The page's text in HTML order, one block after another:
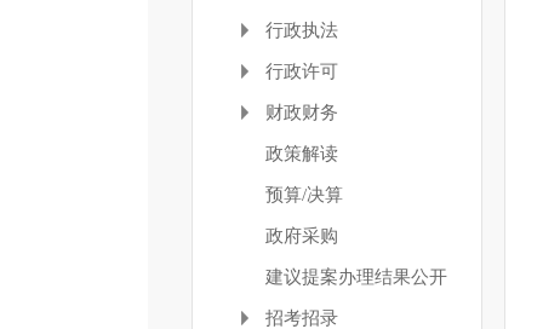
行政执法
行政许可
财政财务
政策解读
预算/决算
政府采购
建议提案办理结果公开
招考招录